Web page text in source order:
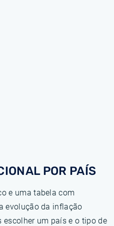
POR PAÍS
e uma tabela com
evolução da inflação
escolher um país e o tipo de